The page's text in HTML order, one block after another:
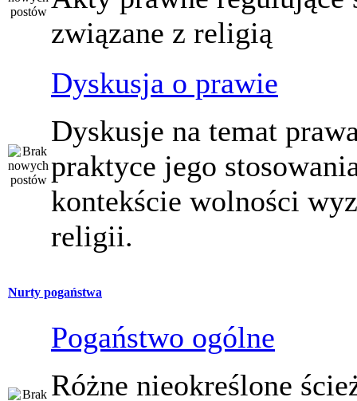
związane z religią
Dyskusja o prawie
Dyskusje na temat
praktyce jego
kontekście wolności
religii.
Nurty pogaństwa
Pogaństwo ogólne
Różne nieokreślone